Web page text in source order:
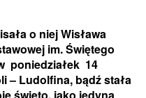
o niej Wisława
im. Świętego
poniedziałek 14
– Ludolfina, bądź stała